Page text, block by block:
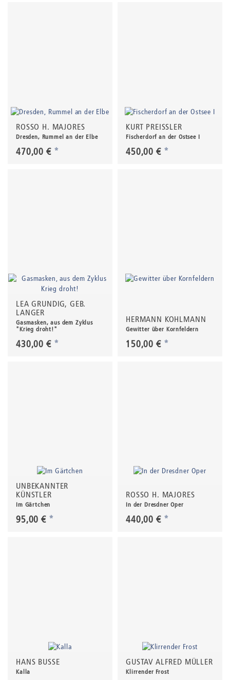
ROSSO H. MAJORES
Dresden, Rummel an der Elbe
470,00 € *
KURT PREISSLER
Fischerdorf an der Ostsee I
450,00 € *
LEA GRUNDIG, GEB.
LANGER
Gasmasken, aus dem Zyklus
"Krieg droht!"
430,00 € *
HERMANN KOHLMANN
Gewitter über Kornfeldern
150,00 € *
UNBEKANNTER
KÜNSTLER
Im Gärtchen
95,00 € *
ROSSO H. MAJORES
In der Dresdner Oper
440,00 € *
HANS BUSSE
Kalla
GUSTAV ALFRED MÜLLER
Klirrender Frost